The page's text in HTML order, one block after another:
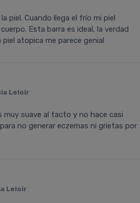
piel. Cuando llega el frío mi piel
Esta barra es ideal, la verdad
atopica me parece genial
Leloir.
muy suave al tacto y no hace casi
no generar eczemas ni grietas por
Leloir.